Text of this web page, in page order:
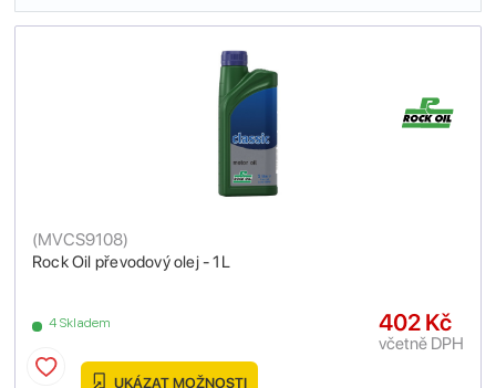
Rock Oil převodový olej - 1L
(MVCS9108)
4 Skladem 402 Kč
včetně DPH
UKÁZAT MOŽNOSTI